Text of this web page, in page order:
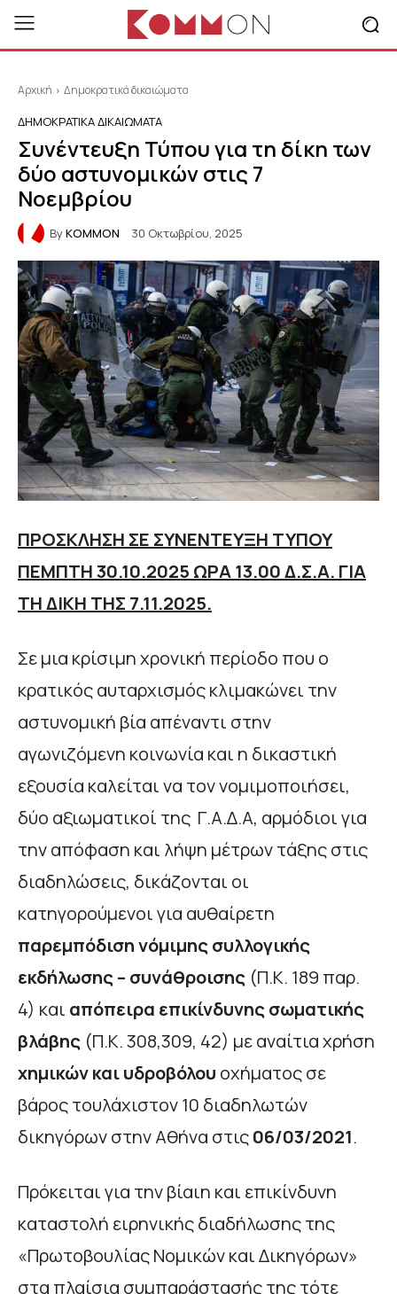
Αρχική Δημοκρατικά δικαιώματα
ΔΗΜΟΚΡΑΤΙΚΆ ΔΙΚΑΙΏΜΑΤΑ
Συνέντευξη Τύπου για τη δίκη των
δύο αστυνομικών στις 7
Νοεμβρίου
ByKOMMON 30 Οκτωβρίου, 2025
ΠΡΟΣΚΛΗΣΗ ΣΕ ΣΥΝΕΝΤΕΥΞΗ ΤΥΠΟΥ
ΠΕΜΠΤΗ 30.10.2025 ΩΡΑ 13.00 Δ.Σ.Α. ΓΙΑ
ΤΗ ΔΙΚΗ ΤΗΣ 7.11.2025.
Σε μια κρίσιμη χρονική περίοδο που ο
κρατικός αυταρχισμός κλιμακώνει την
αστυνομική βία απέναντι στην
αγωνιζόμενη κοινωνία και η δικαστική
εξουσία καλείται να τον νομιμοποιήσει,
δύο αξιωματικοί της Γ.Α.Δ.Α, αρμόδιοι για
την απόφαση και λήψη μέτρων τάξης στις
διαδηλώσεις, δικάζονται οι
κατηγορούμενοι για αυθαίρετη
παρεμπόδιση νόμιμης συλλογικής
εκδήλωσης – συνάθροισης (Π.Κ. 189 παρ.
4) και απόπειρα επικίνδυνης σωματικής
βλάβης (Π.Κ. 308,309, 42) με αναίτια χρήση
χημικών και υδροβόλου οχήματος σε
βάρος τουλάχιστον 10 διαδηλωτών
δικηγόρων στην Αθήνα στις06/03/2021.
Πρόκειται για την βίαιη και επικίνδυνη
καταστολή ειρηνικής διαδήλωσης της
«Πρωτοβουλίας Νομικών και Δικηγόρων»
στα πλαίσια συμπαράστασής της τότε